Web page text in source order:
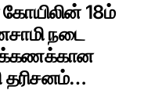
18ம்
நடை
தரிசனம்…